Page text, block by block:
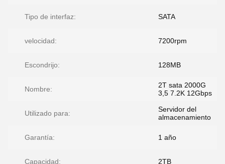
Tipo de interfaz: SATA
velocidad: 7200rpm
Escondrijo: 128MB
Nombre:
2T sata 2000G
3,5 7.2K 12Gbps
Utilizado para:
Servidor del
almacenamiento
Garantía: 1 año
Capacidad: 2TB